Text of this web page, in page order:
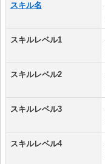
スキル名
スキルレベル1
スキルレベル2
スキルレベル3
スキルレベル4